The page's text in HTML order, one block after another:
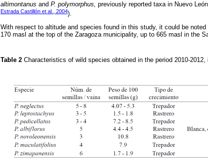
altimontanus and P. polymorphus, previously reported taxa in Nuevo
Estrada Castillón et al., 2004).
With respect to altitude and species found in this study, it could be noted
170 masl at the top of the Zaragoza municipality, up to 665 masl in the
Table 2 Characteristics of wild species obtained in the period 2010-